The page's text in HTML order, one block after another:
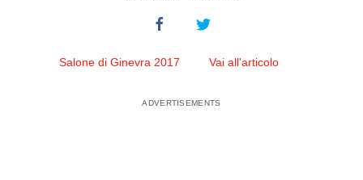
Salone di Ginevra 2017 Vai all'articolo